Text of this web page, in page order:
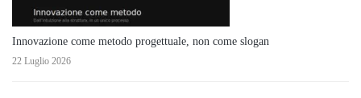
Innovazione come metodo progettuale, non come slogan
22 Luglio 2026